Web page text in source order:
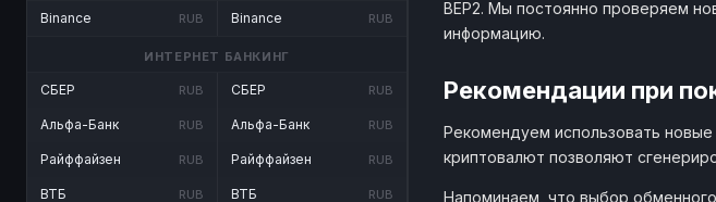
Binance RUB Binance RUB
ИНТЕРНЕТ БАНКИНГ
СБЕР RUB
Альфа-Банк RUB
Райффайзен RUB
ВТБ RUB
СБЕР RUB
Альфа-Банк RUB
Райффайзен RUB
ВТБ RUB
BEP2. Мы постоянно проверяем
информацию.
Рекомендации при
Рекомендуем использовать
криптовалют позволяют
Напоминаем, что выбор